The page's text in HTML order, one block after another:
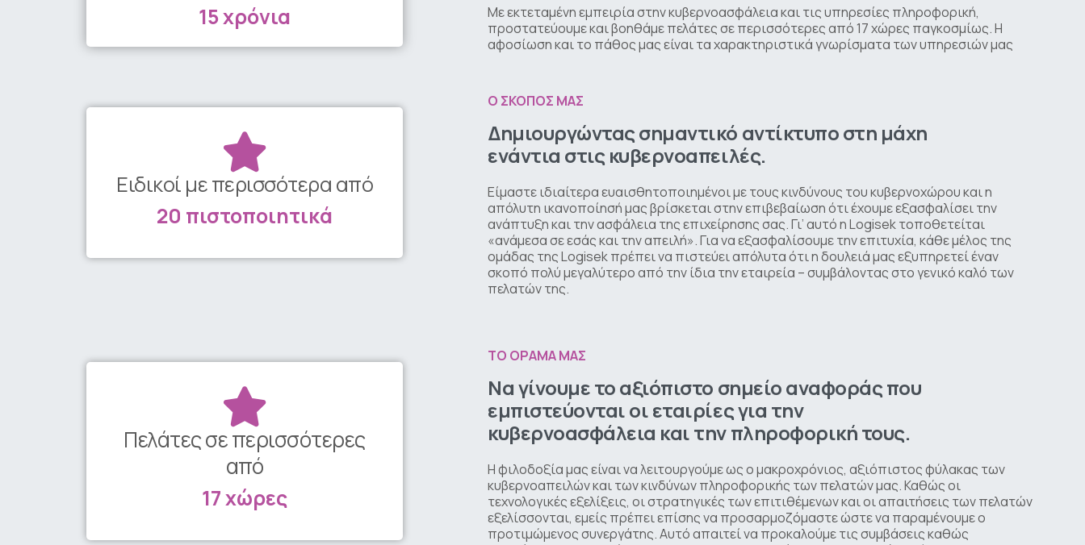
15 χρόνια
Με εκτεταμένη εμπειρία στην κυβερνοασφάλεια και τις υπηρεσίες πληροφορική,
προστατεύουμε και βοηθάμε πελάτες σε περισσότερες από 17 χώρες παγκοσμίως. Η
αφοσίωση και το πάθος μας είναι τα χαρακτηριστικά γνωρίσματα των υπηρεσιών μας
Ειδικοί με περισσότερα από
20 πιστοποιητικά
Ο ΣΚΟΠΟΣ ΜΑΣ
Δημιουργώνταςσημαντικό αντίκτυποστη μάχη
ενάντια στις κυβερνοαπειλές.
Είμαστε ιδιαίτερα ευαισθητοποιημένοι με τους κινδύνους του κυβερνοχώρου και η
απόλυτη ικανοποίησή μας βρίσκεται στην επιβεβαίωση ότι έχουμε εξασφαλίσει την
ανάπτυξη και την ασφάλεια της επιχείρησης σας. Γι’ αυτό η Logisek τοποθετείται
«ανάμεσα σε εσάς και την απειλή». Για να εξασφαλίσουμε την επιτυχία, κάθε μέλος της
ομάδας της Logisek πρέπει να πιστεύει απόλυτα ότι η δουλειά μας εξυπηρετεί έναν
σκοπό πολύ μεγαλύτερο από την ίδια την εταιρεία – συμβάλοντας στο γενικό καλό των
πελατών της.
Πελάτες σε περισσότερες
από
17 χώρες
ΤΟ ΟΡΑΜΑ ΜΑΣ
Ναγίνουμετοαξιόπιστο σημείοαναφοράςπου
εμπιστεύονταιοιεταιρίεςγια την
κυβερνοασφάλεια καιτηνπληροφορικήτους.
Η φιλοδοξία μας είναι να λειτουργούμε ως ο μακροχρόνιος, αξιόπιστος φύλακας των
κυβερνοαπειλών και των κινδύνων πληροφορικής των πελατών μας. Καθώς οι
τεχνολογικές εξελίξεις, οι στρατηγικές των επιτιθέμενων και οι απαιτήσεις των πελατών
εξελίσσονται, εμείς πρέπει επίσης να προσαρμοζόμαστε ώστε να παραμένουμε ο
προτιμώμενος συνεργάτης. Αυτό απαιτεί να προκαλούμε τις συμβάσεις καθώς